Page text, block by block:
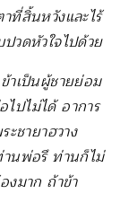
ที่สิ้นหวังและไร้
วดหัวใจไปด้วย
าเป็นผู้ชายย่อม
ปไม่ได้ อาการ
ชายาฮวาง
านพ่อรึ ท่านก็ไม่
งมาก ถ้าข้า